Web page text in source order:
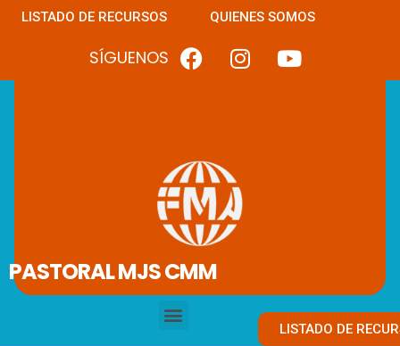
LISTADO DE RECURSOS QUIENES SOMOS
SÍGUENOS
PASTORAL MJS CMM
LISTADO DE